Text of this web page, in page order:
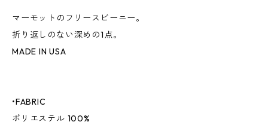
マーモットのフリースビーニー。
折り返しのない深めの1点。
MADE IN USA
•FABRIC
ポリエステル 100%